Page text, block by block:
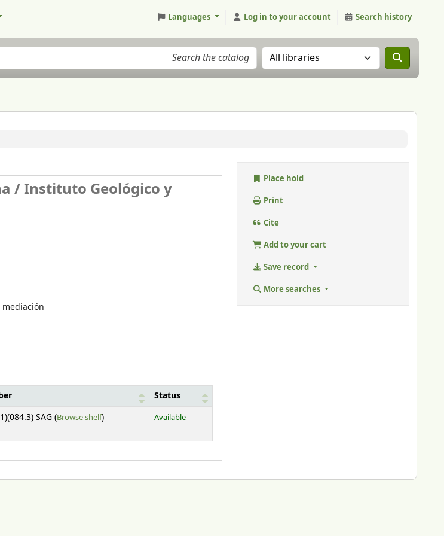
Languages Log in to your account Search history
Search the catalog in:
/Instituto Geológico y
mediación
Status
SAG (Browse shelf(Opens below)
) Available
Place hold
Print
Cite
Add to your cart
Save record
More searches